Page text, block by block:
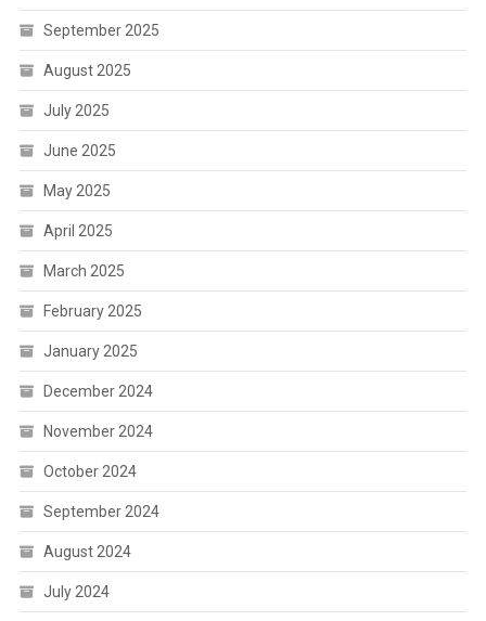
September 2025
August 2025
July 2025
June 2025
May 2025
April 2025
March 2025
February 2025
January 2025
December 2024
November 2024
October 2024
September 2024
August 2024
July 2024